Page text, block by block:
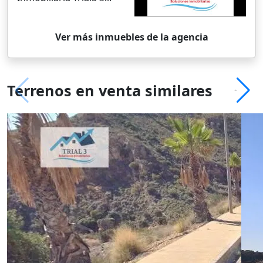
Ver más inmuebles de la agencia
Terrenos en venta similares